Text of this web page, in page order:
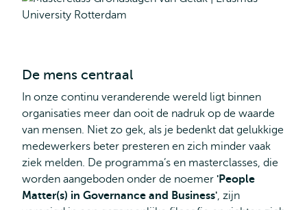
De mens centraal
In onze continu veranderende wereld ligt binnen
organisaties meer dan ooit de nadruk op de waarde
van mensen. Niet zo gek, als je bedenkt dat gelukkige
medewerkers beter presteren en zich minder vaak
ziek melden. De programma’s en masterclasses, die
worden aangeboden onder de noemer 'People
Matter(s) in Governance and Business', zijn